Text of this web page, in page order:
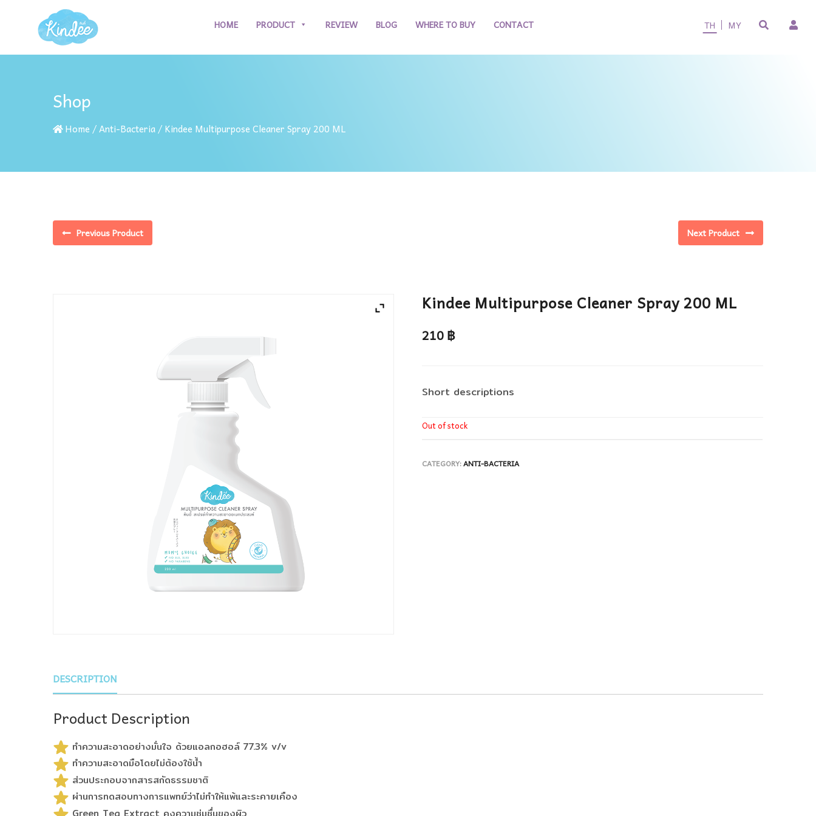
TH MY
HOME PRODUCT REVIEW BLOG WHERE TO BUY CONTACT
Shop
Home /Anti-Bacteria / Kindee Multipurpose Cleaner Spray 200 ML
Previous Product Next Product
Kindee Multipurpose Cleaner Spray 200 ML
210฿
Short descriptions
Out of stock
CATEGORY:ANTI-BACTERIA
DESCRIPTION
Product Description
ทำความสะอาดอย่างมั่นใจ ด้วยแอลกอฮอล์ 77.3% v/v
ทำความสะอาดมือโดยไม่ต้องใช้น้ำ
ส่วนประกอบจากสารสกัดธรรมชาติ
ผ่านการทดสอบทางการแพทย์ว่าไม่ทำให้แพ้และระคายเคือง